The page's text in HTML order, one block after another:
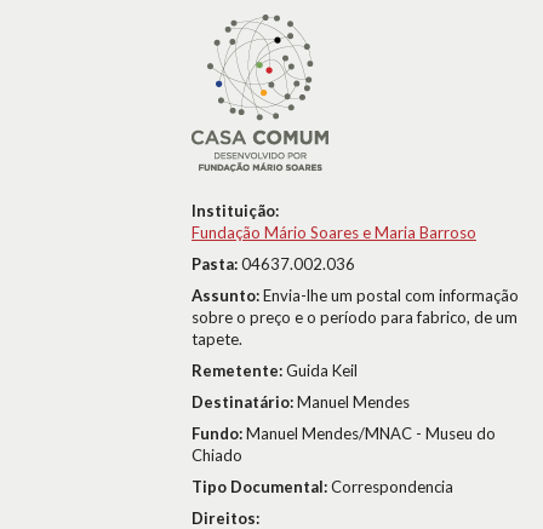
Instituição:
Fundação Mário Soares e Maria Barroso
Pasta:04637.002.036
Assunto:Envia-lhe um postal com informação
sobre o preço e o período para fabrico, de um
tapete.
Remetente:Guida Keil
Destinatário:Manuel Mendes
Fundo:Manuel Mendes/MNAC - Museu do
Chiado
Tipo Documental:Correspondencia
Direitos: